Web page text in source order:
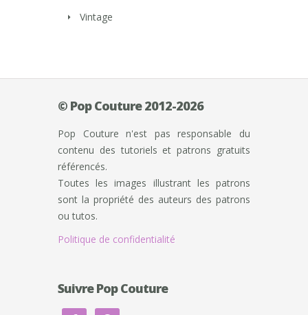
Vintage
© Pop Couture 2012-2026
Pop Couture n'est pas responsable du
contenu des tutoriels et patrons gratuits
référencés.
Toutes les images illustrant les patrons
sont la propriété des auteurs des patrons
ou tutos.
Politique de confidentialité
Suivre Pop Couture